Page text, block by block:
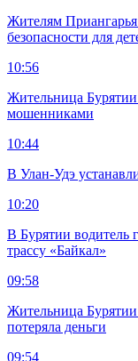
Жителям
безопасности для
10:56
Жительница Бурятии
мошенниками
10:44
В Улан-Удэ
10:20
В Бурятии водитель
трассу «Байкал»
09:58
Жительница
потеряла деньги
09:54